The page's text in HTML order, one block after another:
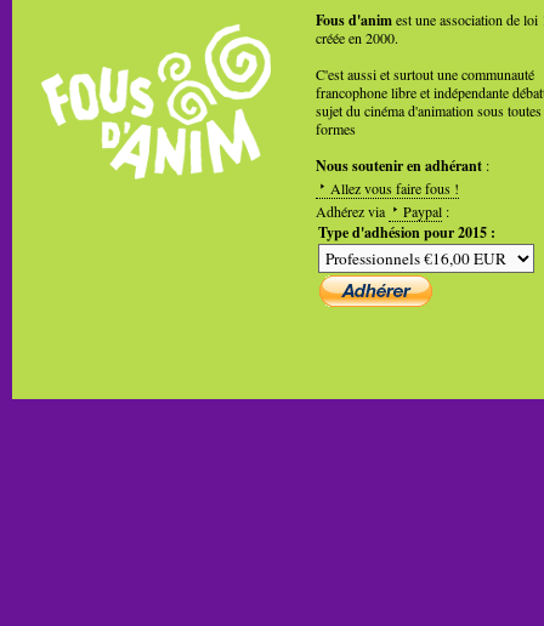
Fous d'animest une association de loi
créée en 2000.
C'est aussi et surtout une communauté
francophone libre et indépendante
sujet du cinéma d'animation sous toutes
formes
Nous soutenir en adhérant :
Allez vous faire fous !
Adhérez via
Paypal :
Type d'adhésion pour 2015 :